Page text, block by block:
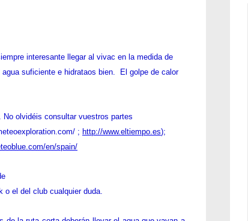
de iones... etc. Intentad ir ligeros, que
dificultad será el calor, y es siempre
la medida de los posible con luz para elegir y
ligera.